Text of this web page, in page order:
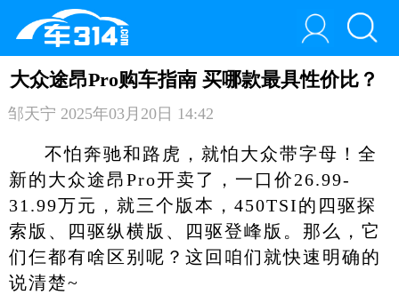
大众途昂Pro购车指南 买哪款最具性价比？
邹天宁 2025年03月20日 14:42
不怕奔驰和路虎，就怕大众带字母！全
新的大众途昂Pro开卖了，一口价26.99-
31.99万元，就三个版本，450TSI的四驱探
索版、四驱纵横版、四驱登峰版。那么，它
们仨都有啥区别呢？这回咱们就快速明确的
说清楚~